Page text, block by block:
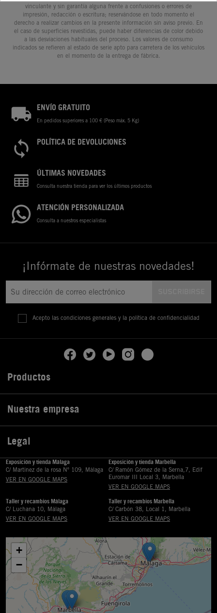
vinculante y sin garantía alguna frente a confusiones o errores de
impresión, redacción o escritura; reservándose en todo momento el
derecho a realizar cambios en la presente información sin aviso previo. En
el caso de superficies revestidas, puede haber diferencias de color debido
a las desviaciones habituales del proceso. Los valores de consumo
indicados se refieren al estado de serie apto para carretera de los vehículos
en el momento de la entrega de fábrica.
ENVÍO GRATUITO
En pedidos superiores a 100 € (Peso máx. 5 Kg)
POLÍTICA DE DEVOLUCIONES
ÚLTIMAS NOVEDADES
Consulta nuestra tienda para ver los últimos productos
ATENCIÓN PERSONALIZADA
Consulta a nuestros especialistas
¡Infórmate de nuestras novedades!
Acepto las condiciones generales y la política de confidencialidad
Productos
Nuestra empresa
Legal
Exposición y tienda Málaga
C/ Martinez de la rosa Nº 109, Málaga
VER EN GOOGLE MAPS
Exposición y tienda Marbella
C/ Ramón Gómez de la Serna,7, Edif
Euromar III Local 3, Marbella
VER EN GOOGLE MAPS
Taller y recambios Málaga
C/ Luchana 10, Málaga
VER EN GOOGLE MAPS
Taller y recambios Marbella
C/ Carbón 38, Local 1, Marbella
VER EN GOOGLE MAPS
+
−